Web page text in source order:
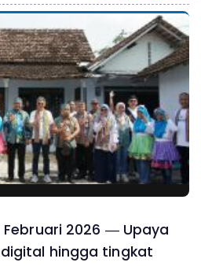
Februari 2026 — Upaya
hingga tingkat